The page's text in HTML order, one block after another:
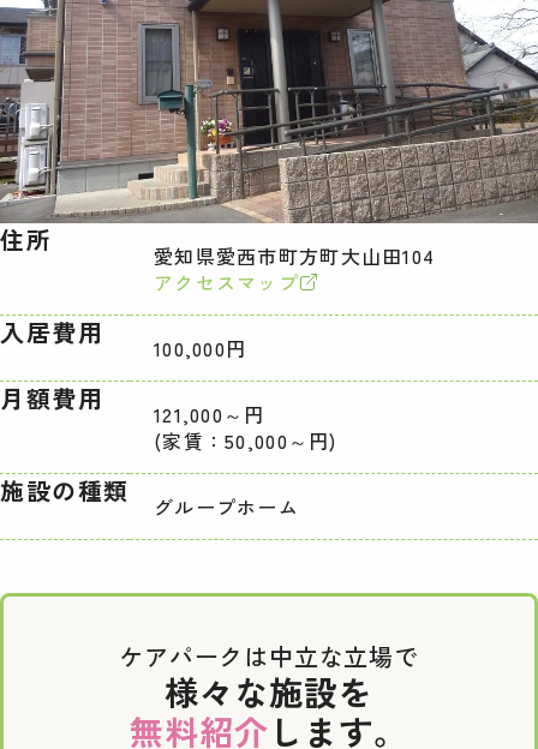
住所
愛知県愛西市町方町大山田104
アクセスマップ
入居費用 100,000円
月額費用
121,000～円
(家賃：50,000～円)
施設の種類 グループホーム
ケアパークは中立な立場で
様々な施設を
無料紹介 します。